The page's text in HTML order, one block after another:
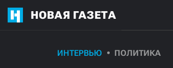
НОВАЯ ГАЗЕТА
ИНТЕРВЬЮ ПОЛИТИКА